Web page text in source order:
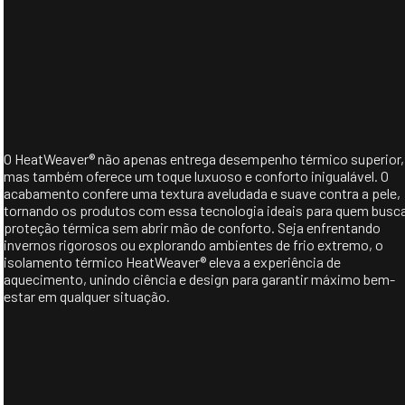
O HeatWeaver® não apenas entrega desempenho térmico superior,
mas também oferece um toque luxuoso e conforto inigualável. O
acabamento confere uma textura aveludada e suave contra a pele,
tornando os produtos com essa tecnologia ideais para quem
proteção térmica sem abrir mão de conforto. Seja enfrentando
invernos rigorosos ou explorando ambientes de frio extremo, o
isolamento térmico HeatWeaver® eleva a experiência de
aquecimento, unindo ciência e design para garantir máximo bem-
estar em qualquer situação.